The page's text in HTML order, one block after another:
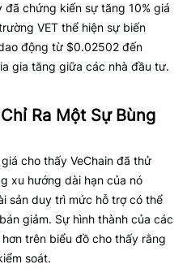
chứng kiến sự tăng 10% giá
VET thể hiện sự biến
động từ $0.02502 đến
gia tăng giữa các nhà đầu tư.
Ra Một Sự Bùng
cho thấy VeChain đã thử
xu hướng dài hạn của nó
sản duy trì mức hỗ trợ có thể
giảm. Sự hình thành của các
trên biểu đồ cho thấy rằng
soát.